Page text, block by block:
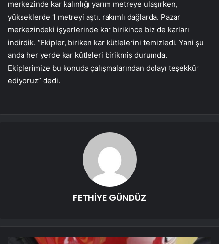
merkezinde kar kalınlığı yarım metreye ulaşırken,
yükseklerde 1 metreyi aştı. rakımlı dağlarda. Pazar
merkezindeki işyerlerinde kar birikince biz de karları
indirdik. “Ekipler, biriken kar kütlelerini temizledi. Yani şu
anda her yerde kar kütleleri birikmiş durumda.
Ekiplerimize bu konuda çalışmalarından dolayı teşekkür
ediyoruz” dedi.
FETHİYE GÜNDÜZ